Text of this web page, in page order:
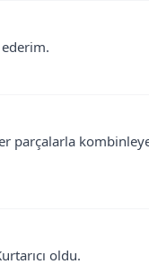
parçalarla
oldu.